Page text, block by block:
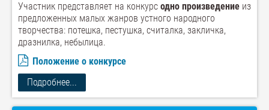
Участник представляет на конкурс одно произведение из
предложенных малых жанров устного народного
творчества: потешка, пестушка, считалка, закличка,
дразнилка, небылица.
Положение о конкурсе
Подробнее...